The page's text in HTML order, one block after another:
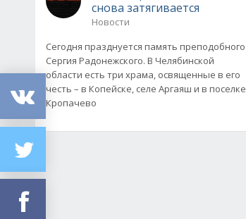
снова затягивается
Новости
Сегодня празднуется память преподобного
Сергия Радонежского. В Челябинской
области есть три храма, освященные в его
честь – в Копейске, селе Аргаяш и в поселке
Кропачево